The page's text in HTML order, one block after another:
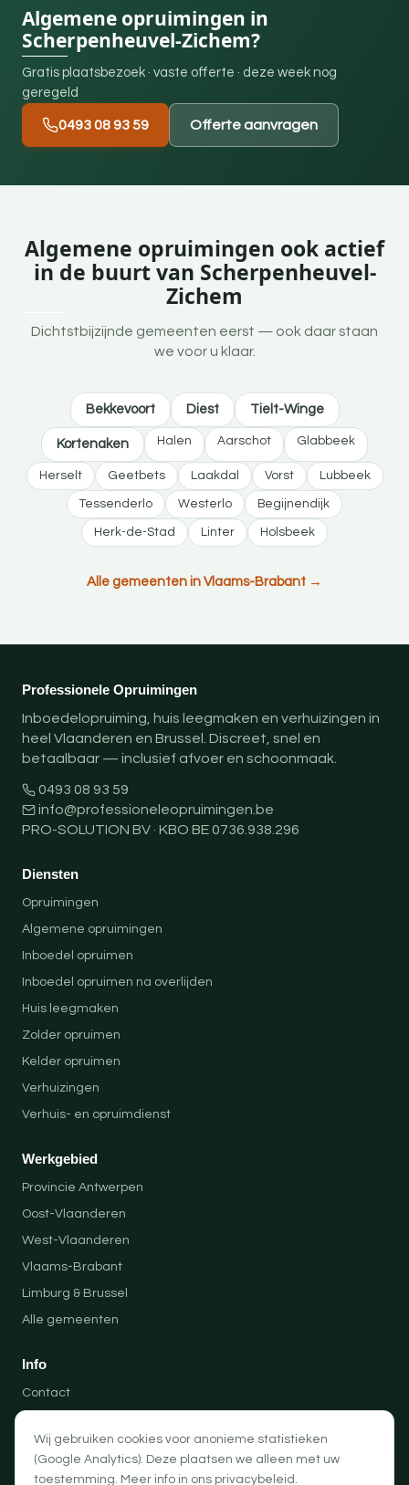
Algemene opruimingen in
Scherpenheuvel-Zichem?
Gratis plaatsbezoek · vaste offerte · deze week nog
geregeld
0493 08 93 59 Offerte aanvragen
Algemene opruimingen ook actief
in de buurt van Scherpenheuvel-
Zichem
Dichtstbijzijnde gemeenten eerst — ook daar staan
we voor u klaar.
Bekkevoort Diest Tielt-Winge
Kortenaken Halen Aarschot Glabbeek
Herselt Geetbets Laakdal Vorst Lubbeek
Tessenderlo Westerlo Begijnendijk
Herk-de-Stad Linter Holsbeek
Alle gemeenten in Vlaams-Brabant →
Professionele Opruimingen
Inboedelopruiming, huis leegmaken en verhuizingen in
heel Vlaanderen en Brussel. Discreet, snel en
betaalbaar — inclusief afvoer en schoonmaak.
0493 08 93 59
info@professioneleopruimingen.be
PRO-SOLUTION BV · KBO BE 0736.938.296
Diensten
Opruimingen
Algemene opruimingen
Inboedel opruimen
Inboedel opruimen na overlijden
Huis leegmaken
Zolder opruimen
Kelder opruimen
Verhuizingen
Verhuis- en opruimdienst
Werkgebied
Provincie Antwerpen
Oost-Vlaanderen
West-Vlaanderen
Vlaams-Brabant
Limburg & Brussel
Alle gemeenten
Info
Contact
Privacybeleid
Algemene voorwaarden
Wij gebruiken cookies voor anonieme statistieken
(Google Analytics). Deze plaatsen we alleen met uw
toestemming. Meer info in ons privacybeleid .